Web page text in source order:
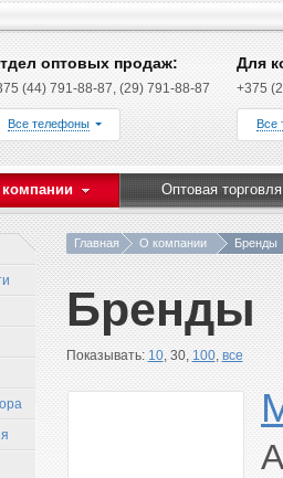
оптовых продаж:
(44) 791-88-87, (29) 791-88-87
Все телефоны
Для
+375
Все
Оптовая торговля
Главная О компании Бренды
Бренды
Показывать:10, 30,100,все